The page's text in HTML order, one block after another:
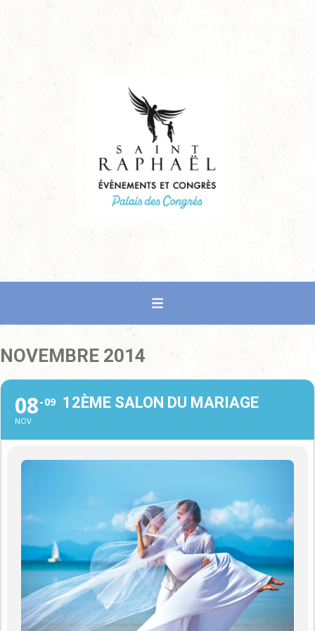
NOVEMBRE 2014
08
NOV
09 12ÈME SALON DU MARIAGE